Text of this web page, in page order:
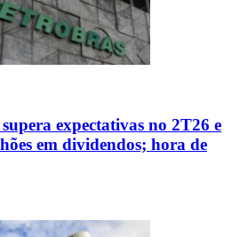
expectativas no 2T26 e
em dividendos; hora de